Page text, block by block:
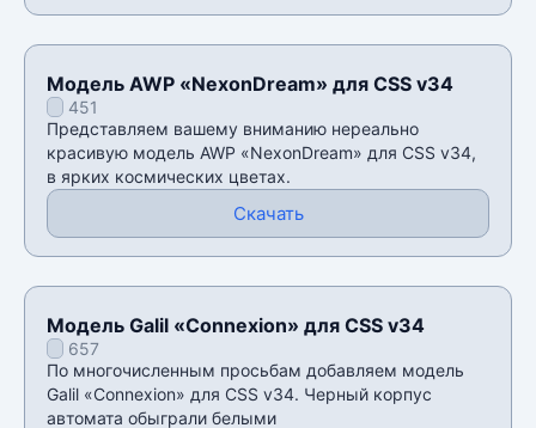
Модель AWP «NexonDream» для CSS v34
451
Представляем вашему вниманию нереально
красивую модель AWP «NexonDream» для CSS v34,
в ярких космических цветах.
Скачать
Модель Galil «Connexion» для CSS v34
657
По многочисленным просьбам добавляем модель
Galil «Connexion» для CSS v34. Черный корпус
автомата обыграли белыми